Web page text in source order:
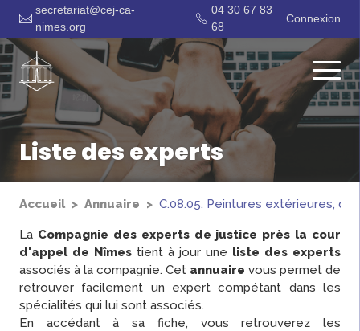
secretariat@cej-ca-
nimes.org
04 30 67 83
68
Connexion
Liste des experts
Accueil Annuaire C.08.05. Peintures extérieures,
La Compagnie des experts de justice près la cour
d'appel de Nîmes tient à jour une liste des experts
associés à la compagnie. Cet annuaire vous permet de
retrouver facilement un expert compétant dans les
spécialités qui lui sont associés.
En accédant à sa fiche, vous retrouverez les